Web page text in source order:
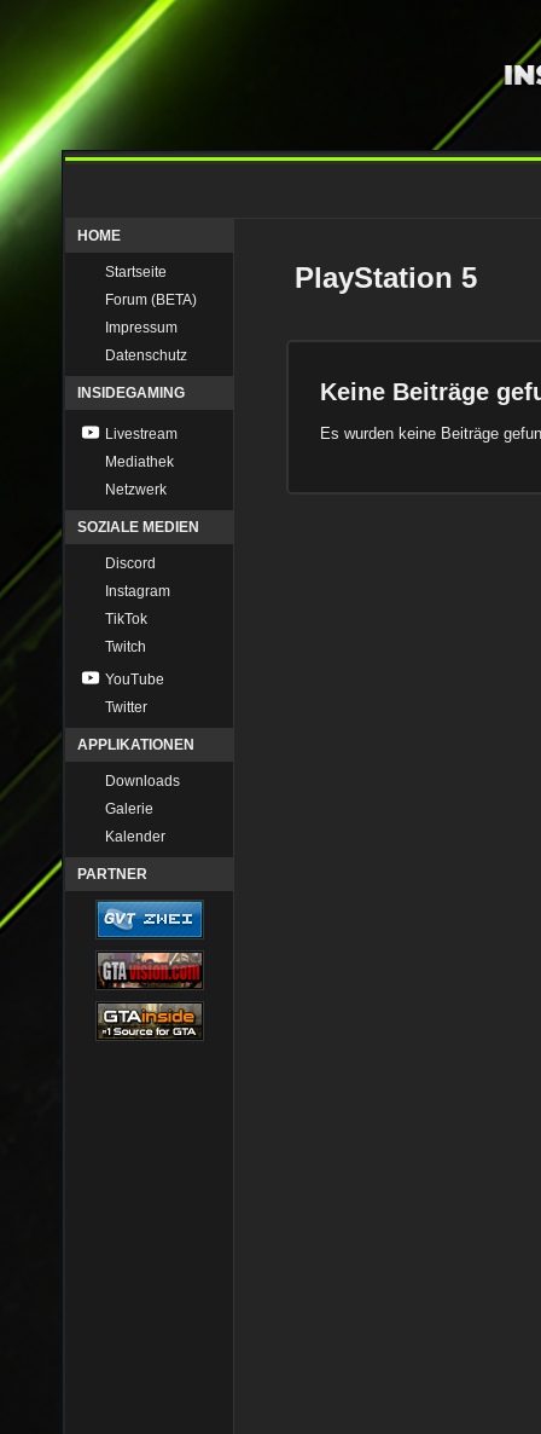
HOME
Startseite
Forum (BETA)
Impressum
Datenschutz
INSIDEGAMING
Livestream
Mediathek
Netzwerk
SOZIALE MEDIEN
Discord
Instagram
TikTok
Twitch
YouTube
Twitter
APPLIKATIONEN
Downloads
Galerie
Kalender
PARTNER
PlayStation 5
Keine Beiträge
Es wurden keine Beiträge